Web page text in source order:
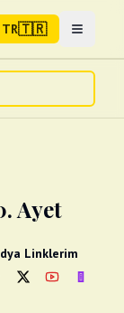
TR🇹🇷 Menuyu
Ana Sayfa
Mesajları
Diğer
Ayet
Linklerim
TwitterYouTube